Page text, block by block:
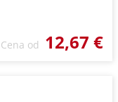
Cena od 12,67 €